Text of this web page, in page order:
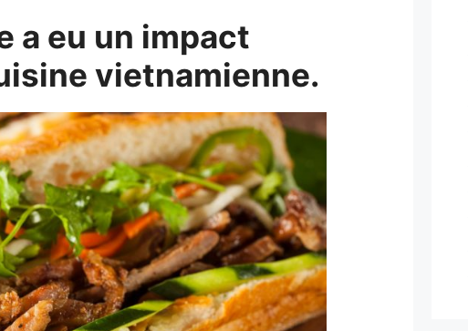
a eu un impact
vietnamienne.